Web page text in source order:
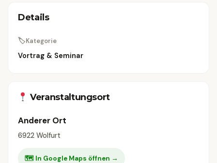
Details
🏷Kategorie
Vortrag & Seminar
Veranstaltungsort
Anderer Ort
6922 Wolfurt
🗺 In Google Maps öffnen →